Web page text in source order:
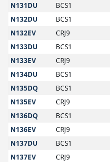
N131DU
BCS1
N132DU
BCS1
N132EV
CRJ9
N133DU
BCS1
N133EV
CRJ9
N134DU
BCS1
N135DQ
BCS1
N135EV
CRJ9
N136DQ
BCS1
N136EV
CRJ9
N137DU
BCS1
N137EV
CRJ9